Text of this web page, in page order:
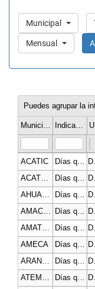
Municipal
Mensual
Puedes agrupar la
Municipio Indicador
ACATIC Días que se cumple con la norma de PM10
ACATLÁN DE JUÁREZ
Días que se cumple con la norma de PM10
AHUALULCO DE MERCADO
Días que se cumple con la norma de PM10
AMACUECA
Días que se cumple con la norma de PM10
AMATITÁN
Días que se cumple con la norma de PM10
AMECA
Días que se cumple con la norma de PM10
ARANDAS
Días que se cumple con la norma de PM10
ATEMAJAC DE BRIZUELA
Días que se cumple con la norma de PM10